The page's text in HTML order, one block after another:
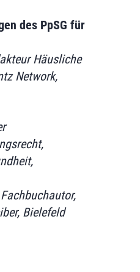
des PpSG für
Häusliche
Network,
Bielefeld